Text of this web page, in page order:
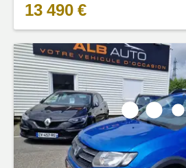
13 490 €